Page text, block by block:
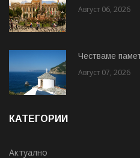
Август 06, 2026
Честваме
Август 07, 2026
КАТЕГОРИИ
Актуално